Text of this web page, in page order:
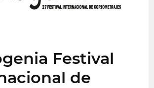
Festival
de